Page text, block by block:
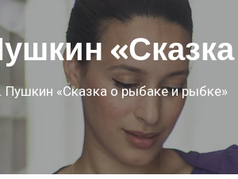
Пушкин «Сказка о рыбаке и рыбке»